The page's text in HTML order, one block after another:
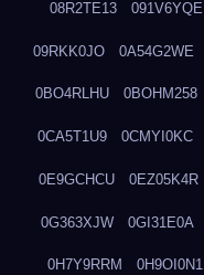
08R2TE13 091V6YQE
09RKK0JO 0A54G2WE
0BO4RLHU 0BOHM258
0CA5T1U9 0CMYI0KC
0E9GCHCU 0EZ05K4R
0G363XJW 0GI31E0A
0H7Y9RRM 0H9OI0N1